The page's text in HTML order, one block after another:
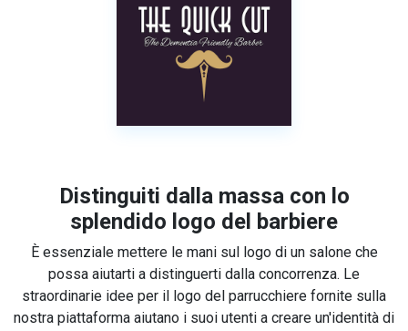
Distinguiti dalla massa con lo
splendido logo del barbiere
È essenziale mettere le mani sul logo di un salone che
possa aiutarti a distinguerti dalla concorrenza. Le
straordinarie idee per il logo del parrucchiere fornite sulla
nostra piattaforma aiutano i suoi utenti a creare un'identità di